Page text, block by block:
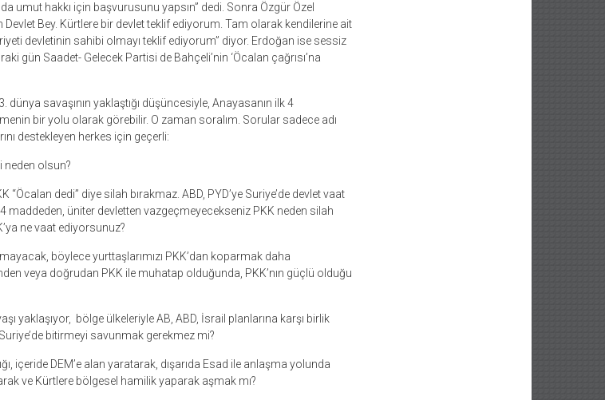
umut hakkı için başvurusunu yapsın” dedi. Sonra Özgür Özel
Bey. Kürtlere bir devlet teklif ediyorum. Tam olarak kendilerine ait
devletinin sahibi olmayı teklif ediyorum” diyor. Erdoğan ise sessiz
gün Saadet- Gelecek Partisi de Bahçeli’nin ‘Öcalan çağrısı’na
dünya savaşının yaklaştığı düşüncesiyle, Anayasanın ilk 4
bir yolu olarak görebilir. O zaman soralım. Sorular sadece adı
destekleyen herkes için geçerli:
neden olsun?
“Öcalan dedi” diye silah bırakmaz. ABD, PYD’ye Suriye’de devlet vaat
maddeden, üniter devletten vazgeçmeyecekseniz PKK neden silah
ne vaat ediyorsunuz?
böylece yurttaşlarımızı PKK’dan koparmak daha
veya doğrudan PKK ile muhatap olduğunda, PKK’nın güçlü olduğu
yaklaşıyor, bölge ülkeleriyle AB, ABD, İsrail planlarına karşı birlik
bitirmeyi savunmak gerekmez mi?
içeride DEM’e alan yaratarak, dışarıda Esad ile anlaşma yolunda
ve Kürtlere bölgesel hamilik yaparak aşmak mı?